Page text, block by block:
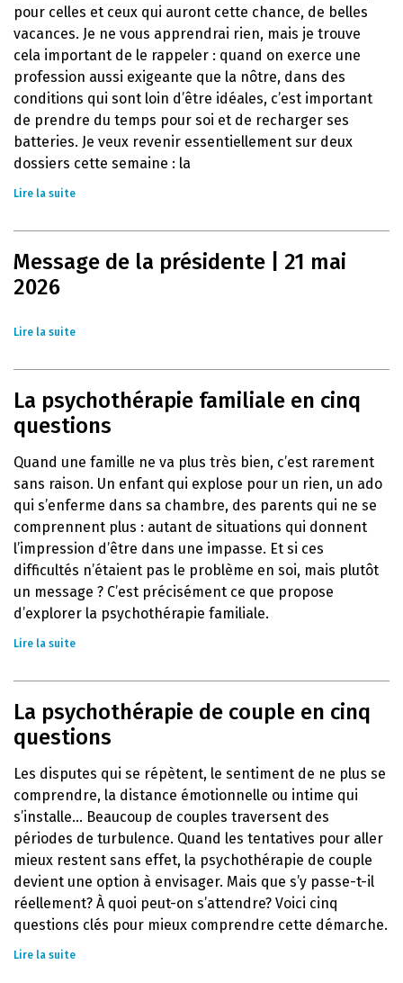
pour celles et ceux qui auront cette chance, de belles
vacances. Je ne vous apprendrai rien, mais je trouve
cela important de le rappeler : quand on exerce une
profession aussi exigeante que la nôtre, dans des
conditions qui sont loin d’être idéales, c’est important
de prendre du temps pour soi et de recharger ses
batteries. Je veux revenir essentiellement sur deux
dossiers cette semaine : la
Lire la suite
Message de la présidente | 21 mai
2026
Lire la suite
La psychothérapie familiale en cinq
questions
Quand une famille ne va plus très bien, c’est rarement
sans raison. Un enfant qui explose pour un rien, un ado
qui s’enferme dans sa chambre, des parents qui ne se
comprennent plus : autant de situations qui donnent
l’impression d’être dans une impasse. Et si ces
difficultés n’étaient pas le problème en soi, mais plutôt
un message ? C’est précisément ce que propose
d’explorer la psychothérapie familiale.
Lire la suite
La psychothérapie de couple en cinq
questions
Les disputes qui se répètent, le sentiment de ne plus se
comprendre, la distance émotionnelle ou intime qui
s’installe… Beaucoup de couples traversent des
périodes de turbulence. Quand les tentatives pour aller
mieux restent sans effet, la psychothérapie de couple
devient une option à envisager. Mais que s’y passe-t-il
réellement? À quoi peut-on s’attendre? Voici cinq
questions clés pour mieux comprendre cette démarche.
Lire la suite